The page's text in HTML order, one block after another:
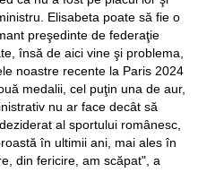
Elisabeta poate să fie o
preşedinte de federaţie
însă de aici vine şi problema,
noastre recente la Paris 2024
medalii, cel puţin una de aur,
nu ar face decât să
al sportului românesc,
în ultimii ani, mai ales în
din fericire, am scăpat", a